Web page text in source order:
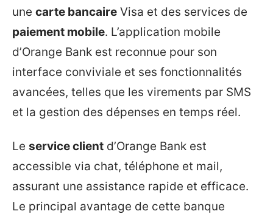
une carte bancaire Visa et des services de
paiement mobile. L’application mobile
d’Orange Bank est reconnue pour son
interface conviviale et ses fonctionnalités
avancées, telles que les virements par SMS
et la gestion des dépenses en temps réel.
Le service client d’Orange Bank est
accessible via chat, téléphone et mail,
assurant une assistance rapide et efficace.
Le principal avantage de cette banque